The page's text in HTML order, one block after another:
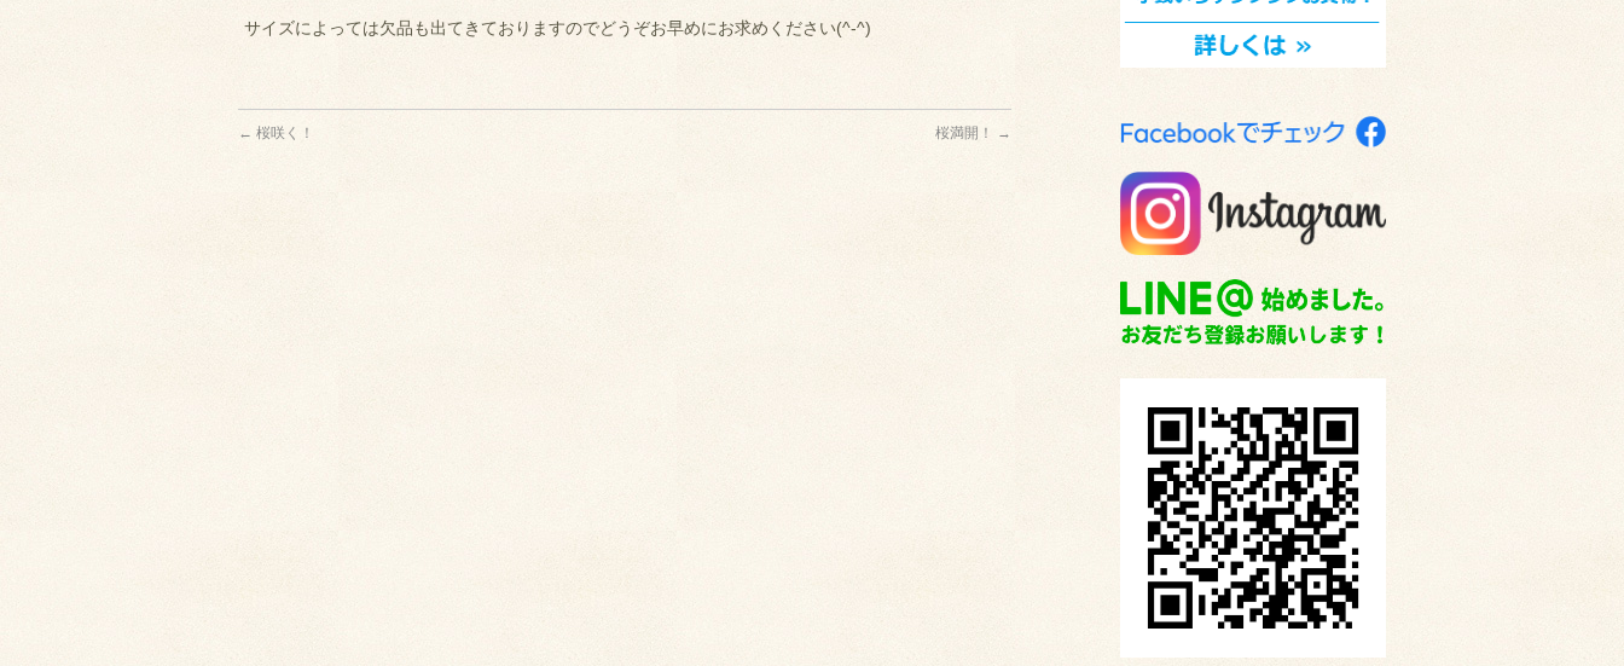
サイズによっては欠品も出てきておりますのでどうぞお早めにお求めください(^-^)
← 桜咲く！ 桜満開！ →